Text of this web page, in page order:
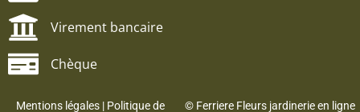
Virement bancaire
Chèque
Mentions légales| Politique de
© Ferriere Fleurs jardinerie en ligne